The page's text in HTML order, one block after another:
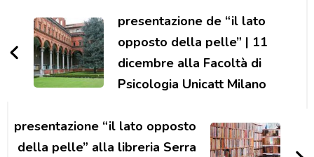
articoli
presentazione de “il lato
opposto della pelle” | 11
dicembre alla Facoltà di
Psicologia Unicatt Milano
presentazione “il lato opposto
della pelle” alla libreria Serra